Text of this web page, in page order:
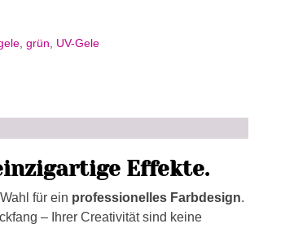
grün UV-Gele
Effekte.
für ein professionelles Farbdesign.
– Ihrer Creativität sind keine